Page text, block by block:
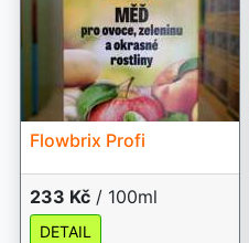
Flowbrix Profi
233 Kč / 100ml
DETAIL